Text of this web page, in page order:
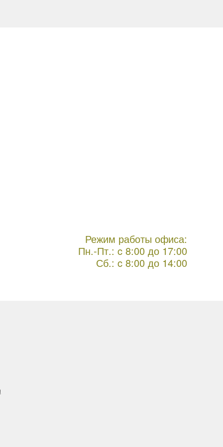
Режим работы офиса:
Пн.-Пт.: c 8:00 до 17:00
Сб.: c 8:00 до 14:00